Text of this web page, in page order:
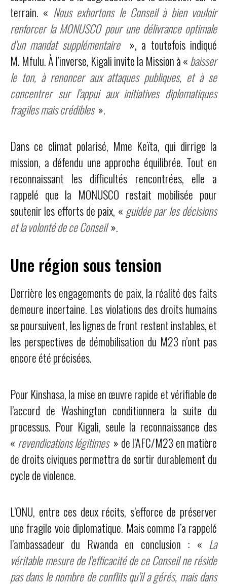
terrain. « Nous exhortons le Conseil à bien vouloir
renforcer la MONUSCO pour une délivrance optimale
d’un mandat supplémentaire », a toutefois indiqué
M. Mfulu. À l’inverse, Kigali invite la Mission à «baisser
le ton, à renoncer aux attaques publiques, et à se
concentrer sur l’appui aux initiatives diplomatiques
fragiles mais crédibles ».
Dans ce climat polarisé, Mme Keïta, qui dirrige la
mission, a défendu une approche équilibrée. Tout en
reconnaissant les difficultés rencontrées, elle a
rappelé que la MONUSCO restait mobilisée pour
soutenir les efforts de paix, « guidée par les décisions
et la volonté de ce Conseil».
Une région sous tension
Derrière les engagements de paix, la réalité des faits
demeure incertaine. Les violations des droits humains
se poursuivent, les lignes de front restent instables, et
les perspectives de démobilisation du M23 n’ont pas
encore été précisées.
Pour Kinshasa, la mise en œuvre rapide et vérifiable de
l’accord de Washington conditionnera la suite du
processus. Pour Kigali, seule la reconnaissance des
« revendications légitimes » de l’AFC/M23 en matière
de droits civiques permettra de sortir durablement du
cycle de violence.
L’ONU, entre ces deux récits, s’efforce de préserver
une fragile voie diplomatique. Mais comme l’a rappelé
l’ambassadeur du Rwanda en conclusion : « La
véritable mesure de l’efficacité de ce Conseil ne réside
pas dans le nombre de conflits qu’il a gérés, mais dans